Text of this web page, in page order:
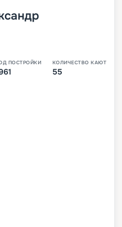
ПОСТРОЙКИ КОЛИЧЕСТВО КАЮТ
55